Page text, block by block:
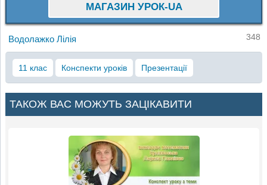
МАГАЗИН УРОК-UA
Водолажко Лілія 348
11 клас Конспекти уроків Презентації
ТАКОЖ ВАС МОЖУТЬ ЗАЦІКАВИТИ